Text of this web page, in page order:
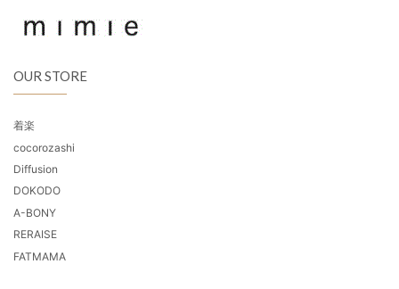
OUR STORE
着楽
cocorozashi
Diffusion
DOKODO
A-BONY
RERAISE
FATMAMA